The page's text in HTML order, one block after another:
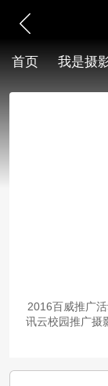
首页 我是摄
2016百威推广
讯云校园推广摄